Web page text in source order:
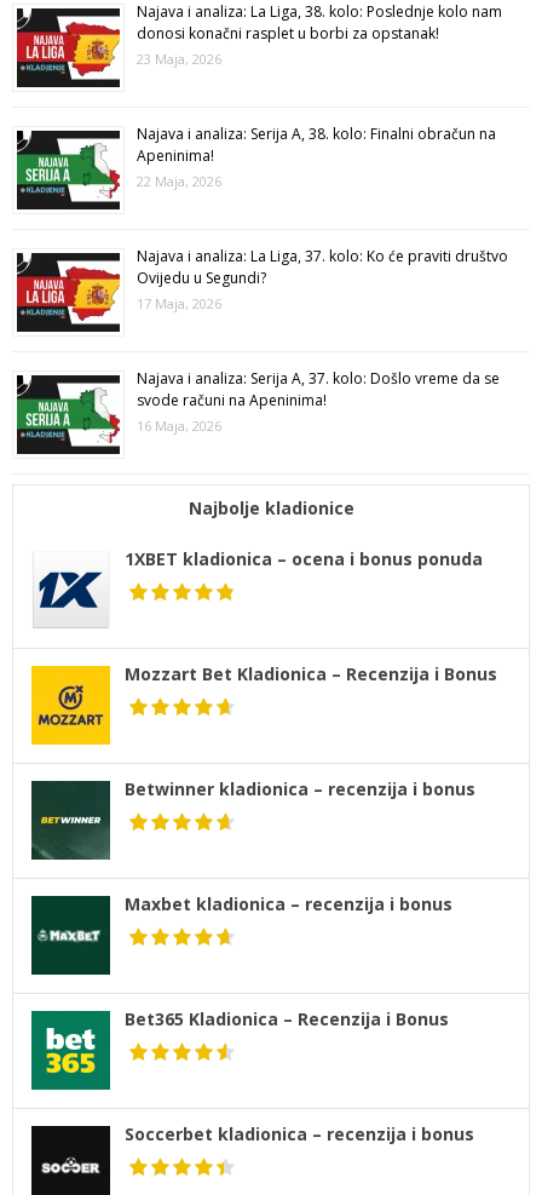
Najava i analiza: La Liga, 38. kolo: Poslednje kolo nam
donosi konačni rasplet u borbi za opstanak!
23 Maja, 2026
Najava i analiza: Serija A, 38. kolo: Finalni obračun na
Apeninima!
22 Maja, 2026
Najava i analiza: La Liga, 37. kolo: Ko će praviti društvo
Ovijedu u Segundi?
17 Maja, 2026
Najava i analiza: Serija A, 37. kolo: Došlo vreme da se
svode računi na Apeninima!
16 Maja, 2026
Najbolje kladionice
1XBET kladionica – ocena i bonus ponuda
Mozzart Bet Kladionica – Recenzija i Bonus
Betwinner kladionica – recenzija i bonus
Maxbet kladionica – recenzija i bonus
Bet365 Kladionica – Recenzija i Bonus
Soccerbet kladionica – recenzija i bonus